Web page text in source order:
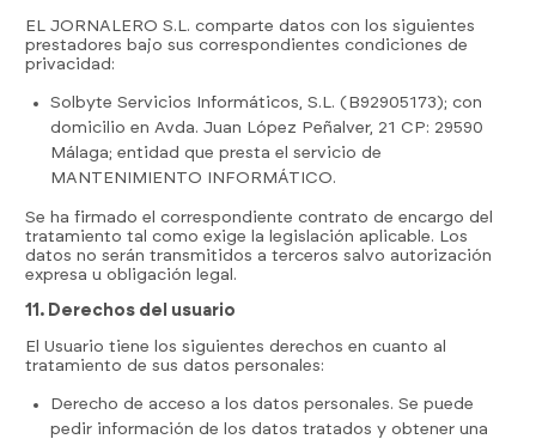
EL JORNALERO S.L. comparte datos con los siguientes
prestadores bajo sus correspondientes condiciones de
privacidad:
Solbyte Servicios Informáticos, S.L. (B92905173); con
domicilio en Avda. Juan López Peñalver, 21 CP: 29590
Málaga; entidad que presta el servicio de
MANTENIMIENTO INFORMÁTICO.
Se ha firmado el correspondiente contrato de encargo del
tratamiento tal como exige la legislación aplicable. Los
datos no serán transmitidos a terceros salvo autorización
expresa u obligación legal.
11. Derechos del usuario
El Usuario tiene los siguientes derechos en cuanto al
tratamiento de sus datos personales:
Derecho de acceso a los datos personales. Se puede
pedir información de los datos tratados y obtener una